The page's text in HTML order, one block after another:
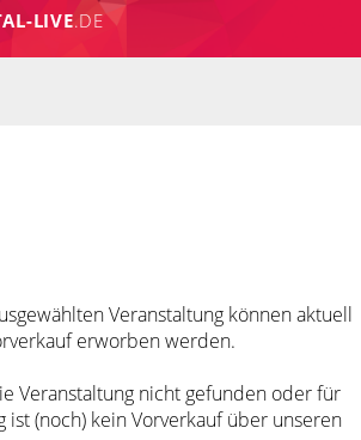
LIVE.DE
Veranstaltung können aktuell
erworben werden.
Veranstaltung nicht gefunden oder für
ist (noch) kein Vorverkauf über unseren